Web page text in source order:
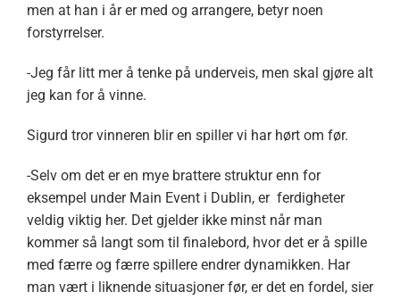
men at han i år er med og arrangere, betyr noen
forstyrrelser.
-Jeg får litt mer å tenke på underveis, men skal gjøre alt
jeg kan for å vinne.
Sigurd tror vinneren blir en spiller vi har hørt om før.
-Selv om det er en mye brattere struktur enn for
eksempel under Main Event i Dublin, er ferdigheter
veldig viktig her. Det gjelder ikke minst når man
kommer så langt som til finalebord, hvor det er å spille
med færre og færre spillere endrer dynamikken. Har
man vært i liknende situasjoner før, er det en fordel, sier